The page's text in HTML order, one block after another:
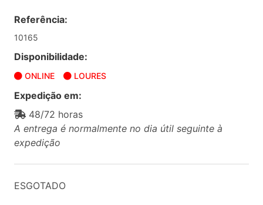
Referência:
10165
Disponibilidade:
ONLINE LOURES
Expedição em:
48/72 horas
A entrega é normalmente no dia útil seguinte à
expedição
ESGOTADO